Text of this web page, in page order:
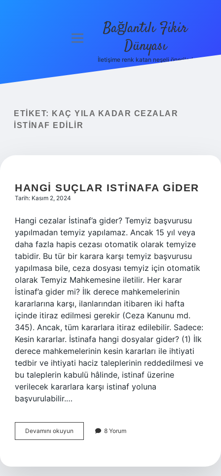
Yasal Uyarı
menüyü
Bağlantılı Fikir
Dünyası
İletişime renk katan neşeli öneriler!
ETIKET:
KAÇ YILA KADAR CEZALAR
ISTINAF EDILIR
HANGI SUÇLAR ISTINAFA GIDER
Tarih: Kasım 2, 2024
Hangi cezalar İstinaf’a gider? Temyiz başvurusu
yapılmadan temyiz yapılamaz. Ancak 15 yıl veya
daha fazla hapis cezası otomatik olarak temyize
tabidir. Bu tür bir karara karşı temyiz başvurusu
yapılmasa bile, ceza dosyası temyiz için otomatik
olarak Temyiz Mahkemesine iletilir. Her karar
İstinaf’a gider mi? İlk derece mahkemelerinin
kararlarına karşı, ilanlarından itibaren iki hafta
içinde itiraz edilmesi gerekir (Ceza Kanunu md.
345). Ancak, tüm kararlara itiraz edilebilir. Sadece:
Kesin kararlar. İstinafa hangi dosyalar gider? (1) İlk
derece mahkemelerinin kesin kararları ile ihtiyati
tedbir ve ihtiyati haciz taleplerinin reddedilmesi ve
bu taleplerin kabulü hâlinde, istinaf üzerine
verilecek kararlara karşı istinaf yoluna
başvurulabilir.…
Devamını okuyun
Suçlar
8 Yorum